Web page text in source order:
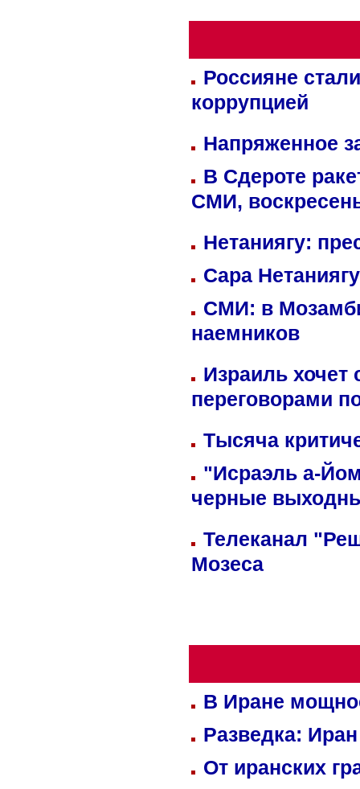
Россияне
коррупцией
Напряженное
В Сдероте
СМИ,
Нетаниягу:
Сара
СМИ: в
наемников
Израиль хочет
переговорами
Тысяча
"Исраэль а-
черные
Телеканал
Мозеса
В Иране
Разведка:
От иранских